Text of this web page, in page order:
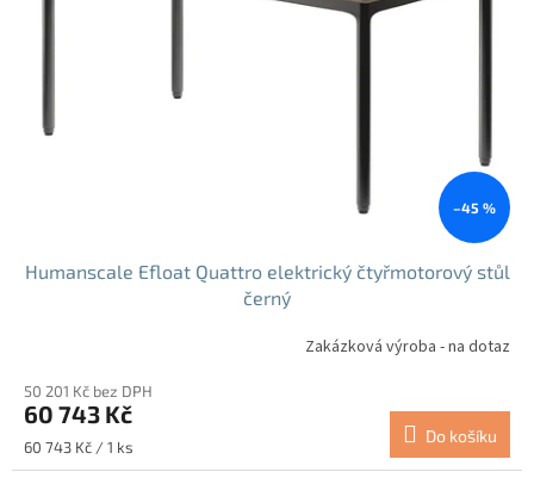
–45 %
Humanscale Efloat Quattro elektrický čtyřmotorový stůl
černý
Zakázková výroba - na dotaz
50 201 Kč bez DPH
60 743 Kč
Měrná
cena:
60 743 Kč / 1 ks
Do košíku